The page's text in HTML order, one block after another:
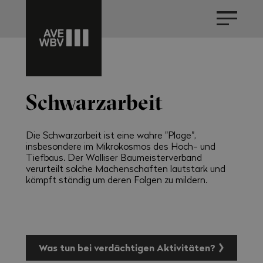
Schwarzarbeit
Die Schwarzarbeit ist eine wahre "Plage",
insbesondere im Mikrokosmos des Hoch- und
Tiefbaus. Der Walliser Baumeisterverband
verurteilt solche Machenschaften lautstark und
kämpft ständig um deren Folgen zu mildern.
Was tun bei verdächtigen Aktivitäten?